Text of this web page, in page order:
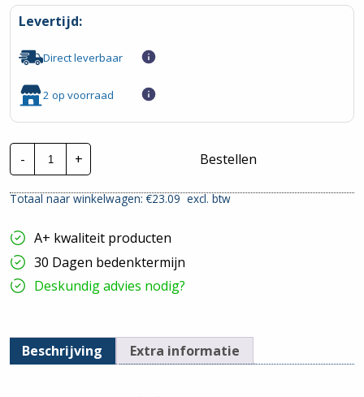
Levertijd:
Direct leverbaar
2 op voorraad
-
Lapp
Montagedraad
|
K
90°
1mm²
|
Oranje
|
100
+ Bestellen
Totaal naar winkelwagen: €23.09excl. btw
A+ kwaliteit producten
30 Dagen bedenktermijn
Deskundig advies nodig?
Beschrijving Extra informatie